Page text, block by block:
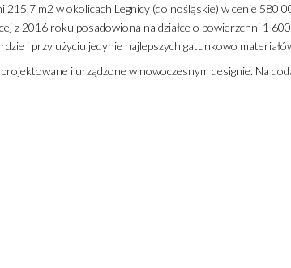
215,7 m2 w okolicach Legnicy (dolnośląskie) w cenie 580
z 2016 roku posadowiona na działce o powierzchni 1
i przy użyciu jedynie najlepszych gatunkowo
i urządzone w nowoczesnym designie. Na